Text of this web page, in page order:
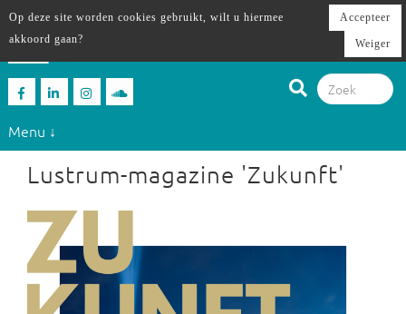
Menu ↓
Lustrum-magazine 'Zukunft'
Op deze site worden cookies gebruikt, wilt u hiermee
akkoord gaan?
Accepteer
Weiger